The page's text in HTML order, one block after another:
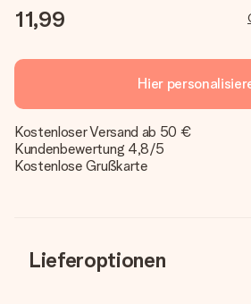
11,99
Hier
Kostenloser Versand ab 50 €
Kundenbewertung 4,8/5
Kostenlose Grußkarte
Lieferoptionen